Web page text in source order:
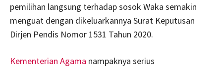
pemilihan langsung terhadap sosok Waka semakin
menguat dengan dikeluarkannya Surat Keputusan
Dirjen Pendis Nomor 1531 Tahun 2020.
Kementerian Agama nampaknya serius